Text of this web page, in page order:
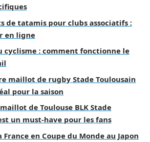
de tatamis pour clubs associatifs :
en ligne
: comment fonctionne le
maillot de rugby Stade Toulousain
pour la saison
de Toulouse BLK Stade
un must-have pour les fans
en Coupe du Monde au Japon